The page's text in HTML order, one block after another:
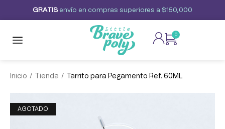
GRAT S envío en compras superiores a $150,000
0
Inicio / Tienda / Tarrito para Pegamento Ref. 60ML
AGOTADO